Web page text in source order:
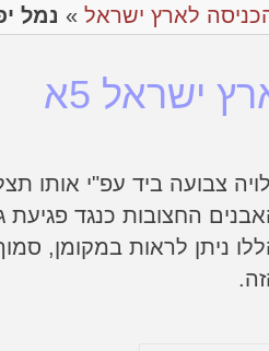
לארץ ישראל » נמל
ישראל 5א
צבועה ביד עפ"י אותו
החצובות כנגד פגיעת
ניתן לראות במקומן,